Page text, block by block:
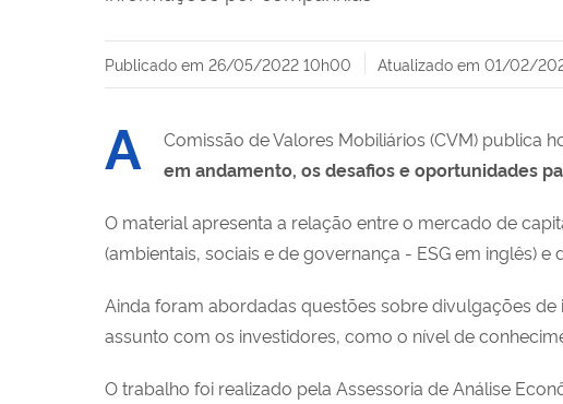
Publicado em 26/05/2022 10h00 Atualizado em 01/02/
A Comissão de Valores Mobiliários (CVM) publica
em andamento, os desafios e oportunidades
O material apresenta a relação entre o mercado de
(ambientais, sociais e de governança - ESG em inglês)
Ainda foram abordadas questões sobre divulgações
assunto com os investidores, como o nível de
O trabalho foi realizado pela Assessoria de Análise